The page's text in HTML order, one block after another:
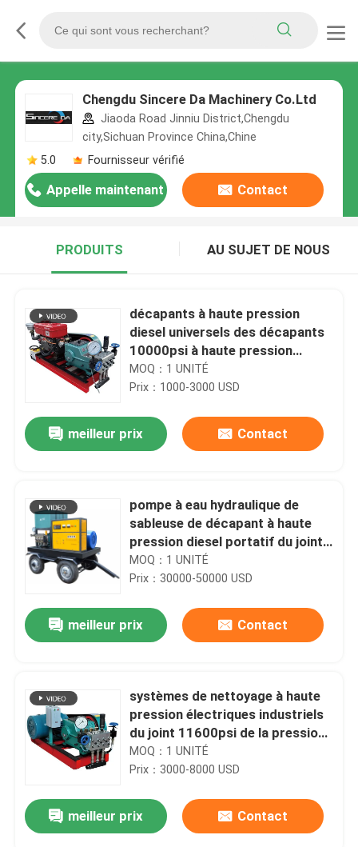
Chengdu Sincere Da Machinery Co.Ltd
Jiaoda Road Jinniu District,Chengdu
city,Sichuan Province China,Chine
5.0
Fournisseur vérifié
Appelle maintenant Contact
PRODUITS AU SUJET DE NOUS
décapants à haute pression
diesel universels des décapants
10000psi à haute pression
industriels
MOQ：1 UNITÉ
Prix：1000-3000 USD
meilleur prix Contact
pompe à eau hydraulique de
sableuse de décapant à haute
pression diesel portatif du joint
20000psi
MOQ：1 UNITÉ
Prix：30000-50000 USD
meilleur prix Contact
systèmes de nettoyage à haute
pression électriques industriels
du joint 11600psi de la pression
22kw
MOQ：1 UNITÉ
Prix：3000-8000 USD
meilleur prix Contact